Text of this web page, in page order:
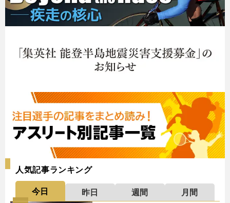
人気記事ランキング
今日 昨日 週間
月間